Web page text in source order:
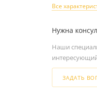
Все
Нужна
Наши
ЗАДАТЬ